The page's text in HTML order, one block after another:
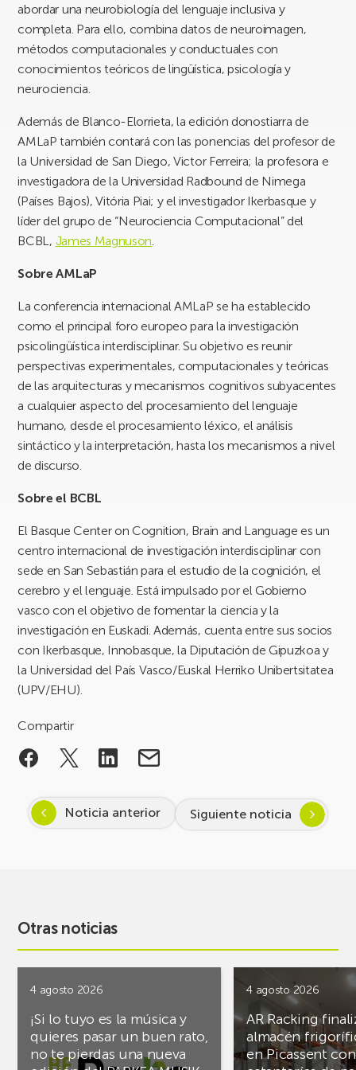
abordar una neurobiología del lenguaje inclusiva y
completa. Para ello, combina datos de neuroimagen,
métodos computacionales y conductuales con
conocimientos teóricos de lingüística, psicología y
neurociencia.
Además de Blanco-Elorrieta, la edición donostiarra de
AMLaP también contará con las ponencias del profesor de
la Universidad de San Diego, Victor Ferreira; la profesora e
investigadora de la Universidad Radbound de Nimega
(Países Bajos), Vitória Piai; y el investigador Ikerbasque y
líder del grupo de “Neurociencia Computacional” del
BCBL, James Magnuson.
Sobre AMLaP
La conferencia internacional AMLaP se ha establecido
como el principal foro europeo para la investigación
psicolingüística interdisciplinar. Su objetivo es reunir
perspectivas experimentales, computacionales y teóricas
de las arquitecturas y mecanismos cognitivos subyacentes
a cualquier aspecto del procesamiento del lenguaje
humano, desde el procesamiento léxico, el análisis
sintáctico y la interpretación, hasta los mecanismos a nivel
de discurso.
Sobre el BCBL
El Basque Center on Cognition, Brain and Language es un
centro internacional de investigación interdisciplinar con
sede en San Sebastián para el estudio de la cognición, el
cerebro y el lenguaje. Está impulsado por el Gobierno
vasco con el objetivo de fomentar la ciencia y la
investigación en Euskadi. Además, cuenta entre sus socios
con Ikerbasque, Innobasque, la Diputación de Gipuzkoa y
la Universidad del País Vasco/Euskal Herriko Unibertsitatea
(UPV/EHU).
Compartir
Noticia anterior Siguiente noticia
Otras noticias
4 agosto 2026
¡Si lo tuyo es la música y
quieres pasar un buen rato,
no te pierdas una nueva
4 agosto 2026
AR Racking
almacén
en Picassent con